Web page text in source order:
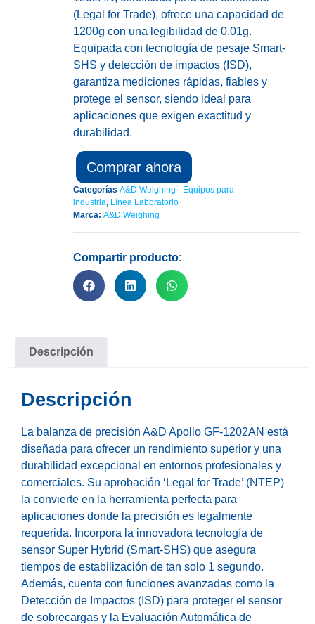
(Legal for Trade), ofrece una capacidad de
1200g con una legibilidad de 0.01g.
Equipada con tecnología de pesaje Smart-
SHS y detección de impactos (ISD),
garantiza mediciones rápidas, fiables y
protege el sensor, siendo ideal para
aplicaciones que exigen exactitud y
durabilidad.
Comprar ahora
Categorías A&D Weighing - Equipos para
industria, Línea Laboratorio
Marca: A&D Weighing
Compartir producto:
Descripción
Descripción
La balanza de precisión A&D Apollo GF-1202AN está
diseñada para ofrecer un rendimiento superior y una
durabilidad excepcional en entornos profesionales y
comerciales. Su aprobación ‘Legal for Trade’ (NTEP)
la convierte en la herramienta perfecta para
aplicaciones donde la precisión es legalmente
requerida. Incorpora la innovadora tecnología de
sensor Super Hybrid (Smart-SHS) que asegura
tiempos de estabilización de tan solo 1 segundo.
Además, cuenta con funciones avanzadas como la
Detección de Impactos (ISD) para proteger el sensor
de sobrecargas y la Evaluación Automática de